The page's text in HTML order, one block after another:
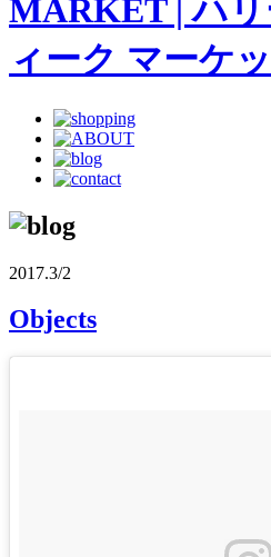
2017.3/2
Objects